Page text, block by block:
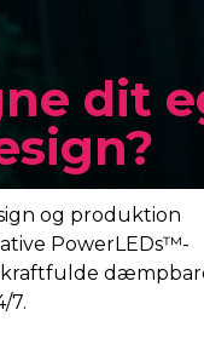
dit
og produktion
PowerLEDs™-
dæmpbare
7.